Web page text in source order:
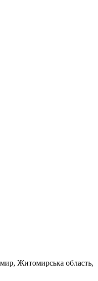
Житомирська область,